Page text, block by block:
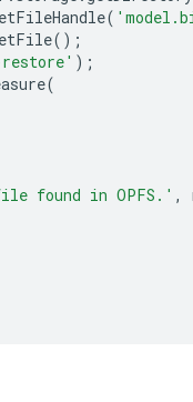
(
();
);
(
found in OPFS.' ,